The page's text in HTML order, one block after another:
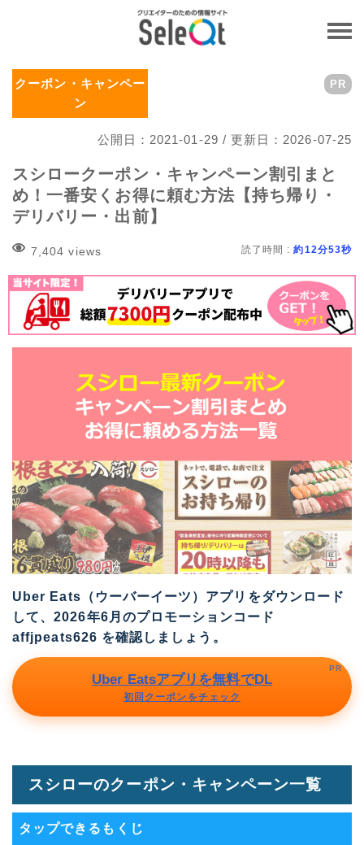
クーポン・キャンペー
ン
公開日：2021-01-29 / 更新日：2026-07-25
PR
スシロークーポン・キャンペーン割引まと
め！一番安くお得に頼む方法【持ち帰り・
デリバリー・出前】
7,404 views 読了時間 :約12分53秒
Uber Eats（ウーバーイーツ）アプリをダウンロード
して、2026年6月のプロモーションコード
affjpeats626 を確認しましょう。
Uber Eatsアプリを無料でDL
初回クーポンをチェック
PR
スシローのクーポン・キャンペーン一覧
タップできるもくじ